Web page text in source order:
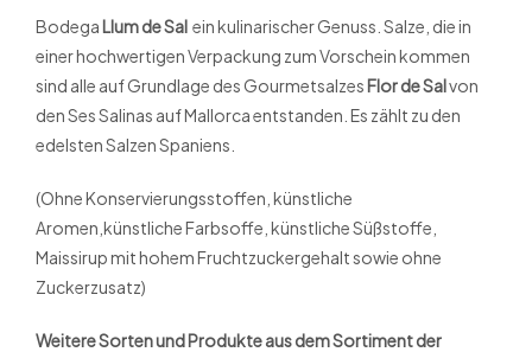
BodegaLlum de Sal ein kulinarischer Genuss. Salze, die in
einer hochwertigen Verpackung zum Vorschein kommen
sind alle auf Grundlage des GourmetsalzesFlor de Salvon
den Ses Salinas auf Mallorca entstanden. Es zählt zu den
edelsten Salzen Spaniens.
(Ohne Konservierungsstoffen, künstliche
Aromen,künstliche Farbsoffe, künstliche Süßstoffe,
Maissirup mit hohem Fruchtzuckergehalt sowie ohne
Zuckerzusatz)
Weitere Sorten und Produkte aus dem Sortiment der